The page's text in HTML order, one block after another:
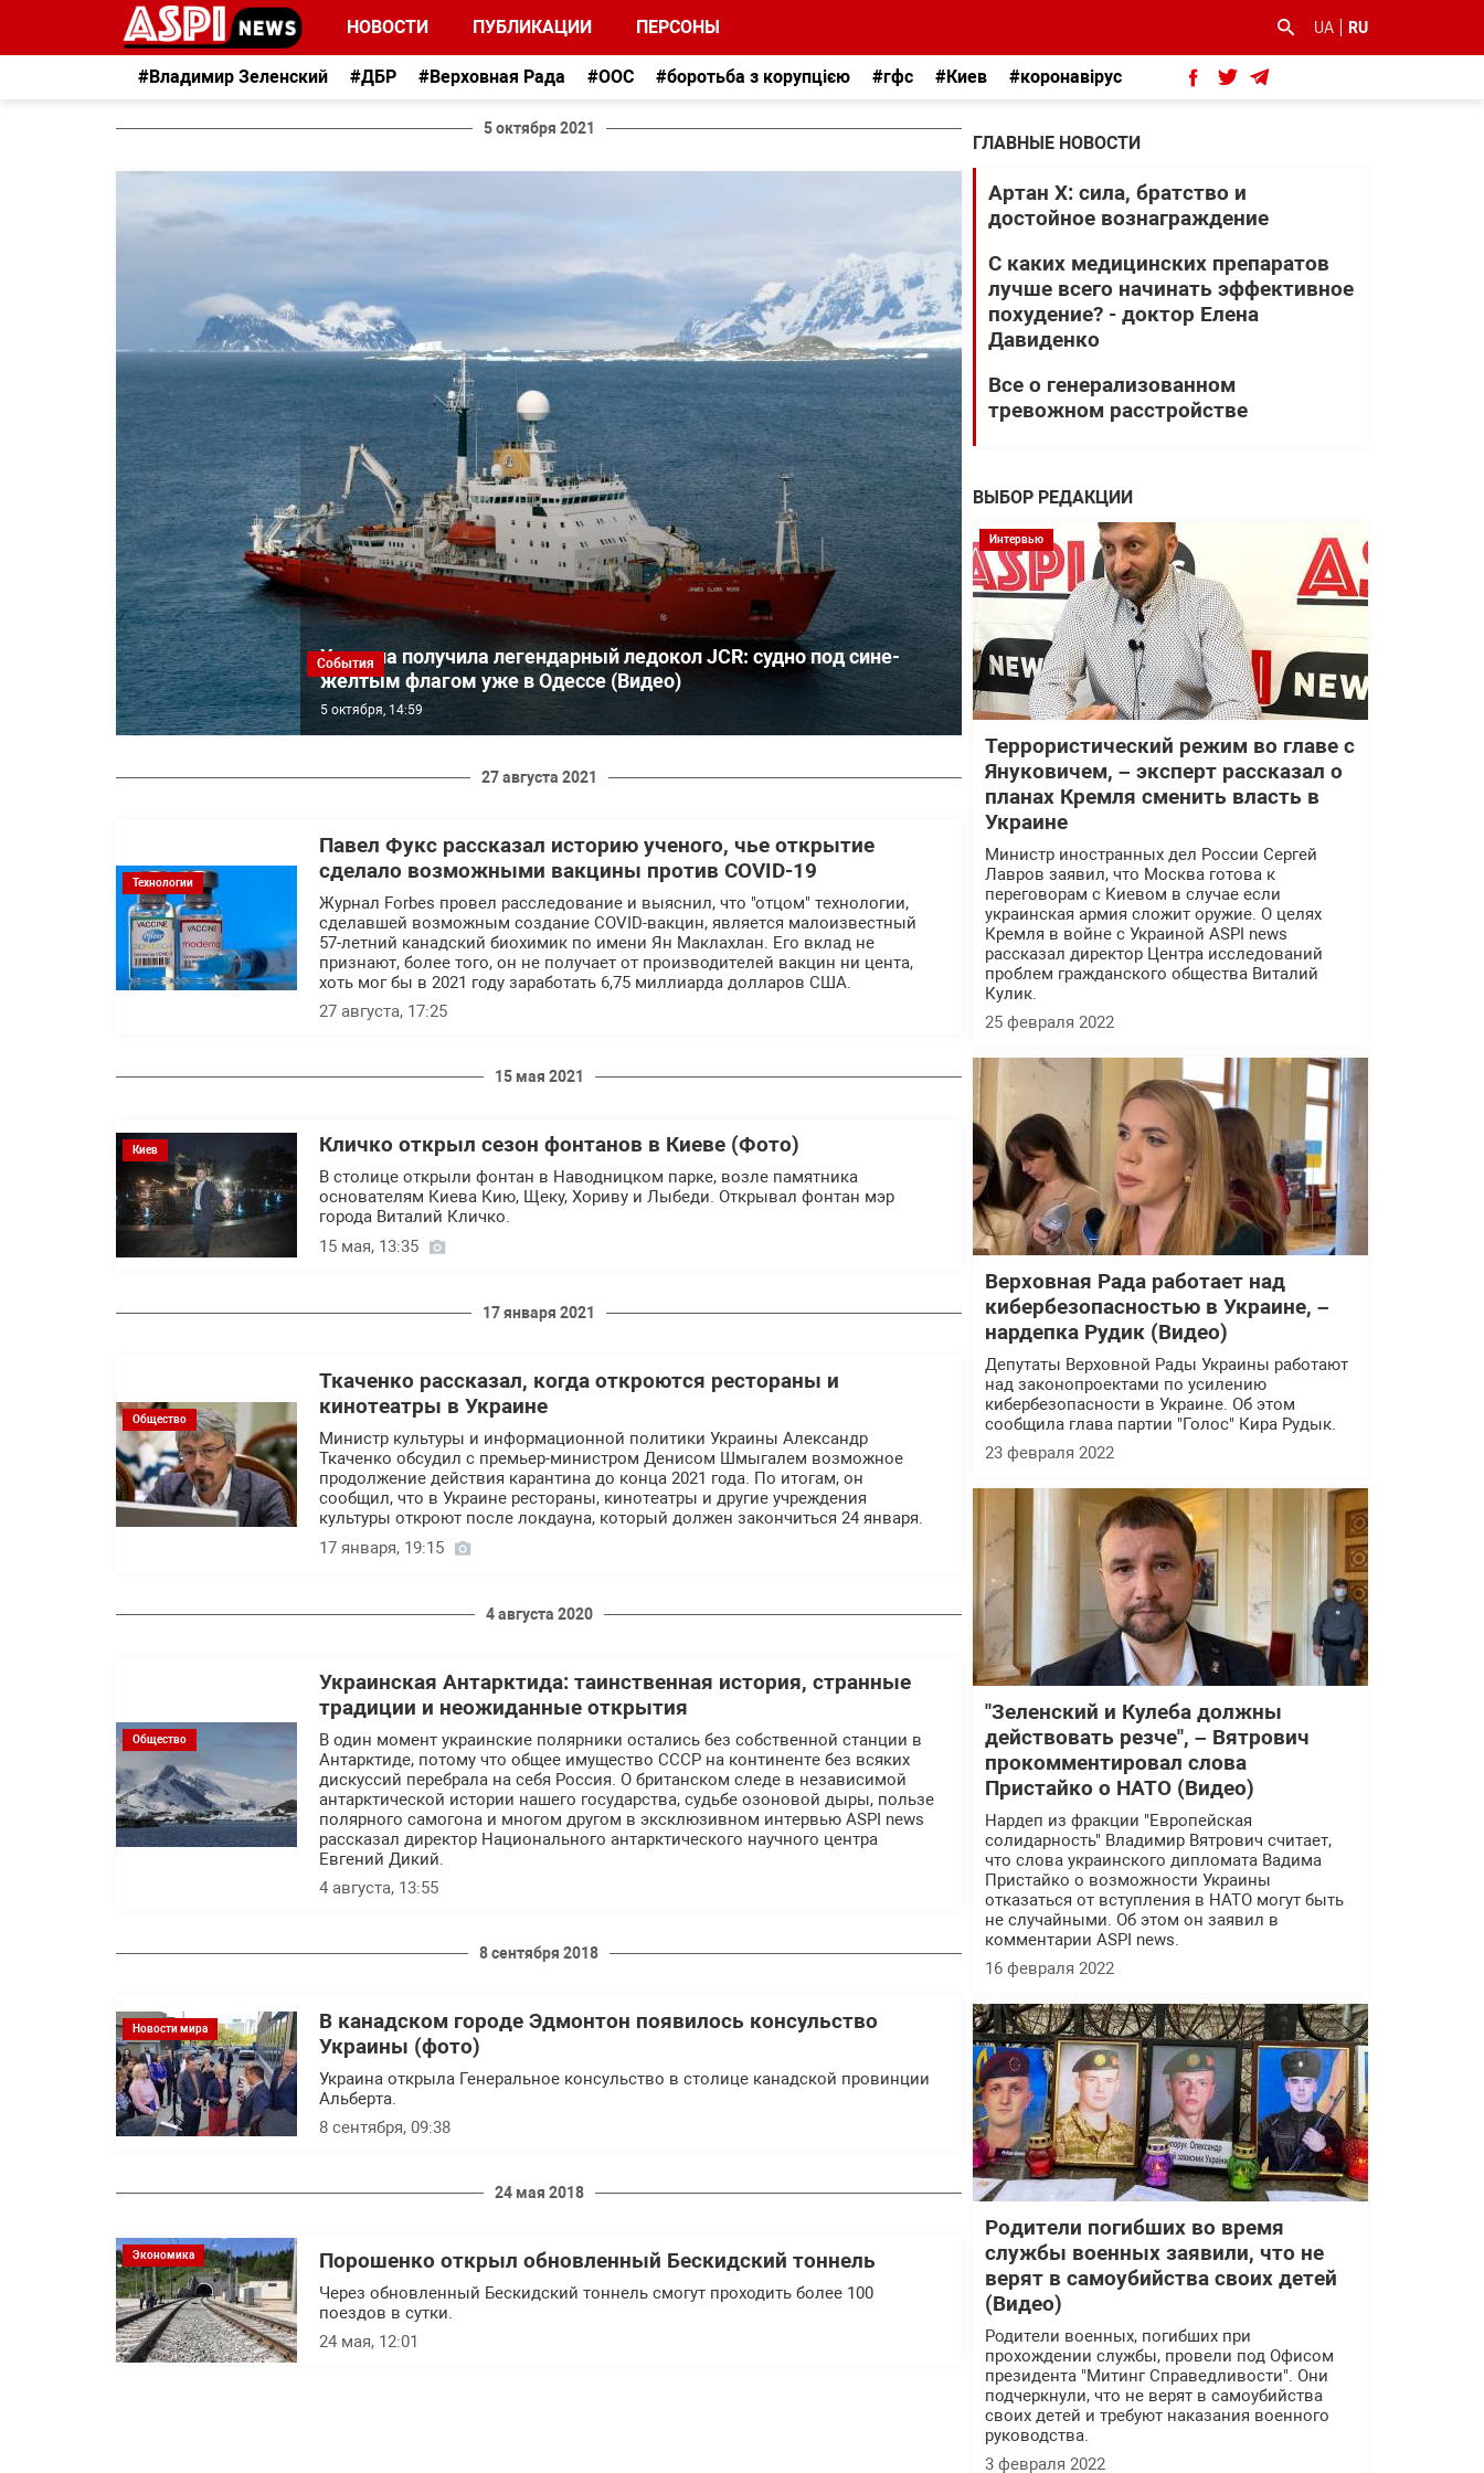
НОВОСТИ ПУБЛИКАЦИИ ПЕРСОНЫ UA RU
#Владимир Зеленский #ДБР #Верховная Рада #ООС #боротьба з корупцією #гфс #Киев #коронавірус
5 октября 2021
События
Украина получила легендарный ледокол JCR: судно под сине-
желтым флагом уже в Одессе (Видео)
5 октября, 14:59
27 августа 2021
Технологии
Павел Фукс рассказал историю ученого, чье открытие
сделало возможными вакцины против COVID-19
Журнал Forbes провел расследование и выяснил, что "отцом" технологии,
сделавшей возможным создание COVID-вакцин, является малоизвестный
57-летний канадский биохимик по имени Ян Маклахлан. Его вклад не
признают, более того, он не получает от производителей вакцин ни цента,
хоть мог бы в 2021 году заработать 6,75 миллиарда долларов США.
27 августа, 17:25
15 мая 2021
Киев Кличко открыл сезон фонтанов в Киеве (Фото)
В столице открыли фонтан в Наводницком парке, возле памятника
основателям Киева Кию, Щеку, Хориву и Лыбеди. Открывал фонтан мэр
города Виталий Кличко.
15 мая, 13:35
17 января 2021
Общество
Ткаченко рассказал, когда откроются рестораны и
кинотеатры в Украине
Министр культуры и информационной политики Украины Александр
Ткаченко обсудил с премьер-министром Денисом Шмыгалем возможное
продолжение действия карантина до конца 2021 года. По итогам, он
сообщил, что в Украине рестораны, кинотеатры и другие учреждения
культуры откроют после локдауна, который должен закончиться 24 января.
17 января, 19:15
4 августа 2020
Общество
Украинская Антарктида: таинственная история, странные
традиции и неожиданные открытия
В один момент украинские полярники остались без собственной станции в
Антарктиде, потому что общее имущество СССР на континенте без всяких
дискуссий перебрала на себя Россия. О британском следе в независимой
антарктической истории нашего государства, судьбе озоновой дыры, пользе
полярного самогона и многом другом в эксклюзивном интервью ASPI news
рассказал директор Национального антарктического научного центра
Евгений Дикий.
4 августа, 13:55
8 сентября 2018
Новости мира
В канадском городе Эдмонтон появилось консульство
Украины (фото)
Украина открыла Генеральное консульство в столице канадской провинции
Альберта.
8 сентября, 09:38
24 мая 2018
Экономика Порошенко открыл обновленный Бескидский тоннель
Через обновленный Бескидский тоннель смогут проходить более 100
поездов в сутки.
24 мая, 12:01
ГЛАВНЫЕ НОВОСТИ
Артан Х: сила, братство и
достойное вознаграждение
С каких медицинских препаратов
лучше всего начинать эффективное
похудение? - доктор Елена
Давиденко
Все о генерализованном
тревожном расстройстве
ВЫБОР РЕДАКЦИИ
Интервью
Террористический режим во главе с
Януковичем, – эксперт рассказал о
планах Кремля сменить власть в
Украине
Министр иностранных дел России Сергей
Лавров заявил, что Москва готова к
переговорам с Киевом в случае если
украинская армия сложит оружие. О целях
Кремля в войне с Украиной ASPI news
рассказал директор Центра исследований
проблем гражданского общества Виталий
Кулик.
25 февраля 2022
Верховная Рада работает над
кибербезопасностью в Украине, –
нардепка Рудик (Видео)
Депутаты Верховной Рады Украины работают
над законопроектами по усилению
кибербезопасности в Украине. Об этом
сообщила глава партии "Голос" Кира Рудык.
23 февраля 2022
"Зеленский и Кулеба должны
действовать резче", – Вятрович
прокомментировал слова
Пристайко о НАТО (Видео)
Нардеп из фракции "Европейская
солидарность" Владимир Вятрович считает,
что слова украинского дипломата Вадима
Пристайко о возможности Украины
отказаться от вступления в НАТО могут быть
не случайными. Об этом он заявил в
комментарии ASPI news.
16 февраля 2022
Родители погибших во время
службы военных заявили, что не
верят в самоубийства своих детей
(Видео)
Родители военных, погибших при
прохождении службы, провели под Офисом
президента "Митинг Справедливости". Они
подчеркнули, что не верят в самоубийства
своих детей и требуют наказания военного
руководства.
3 февраля 2022